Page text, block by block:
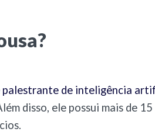
palestrante de inteligência
disso, ele possui mais de